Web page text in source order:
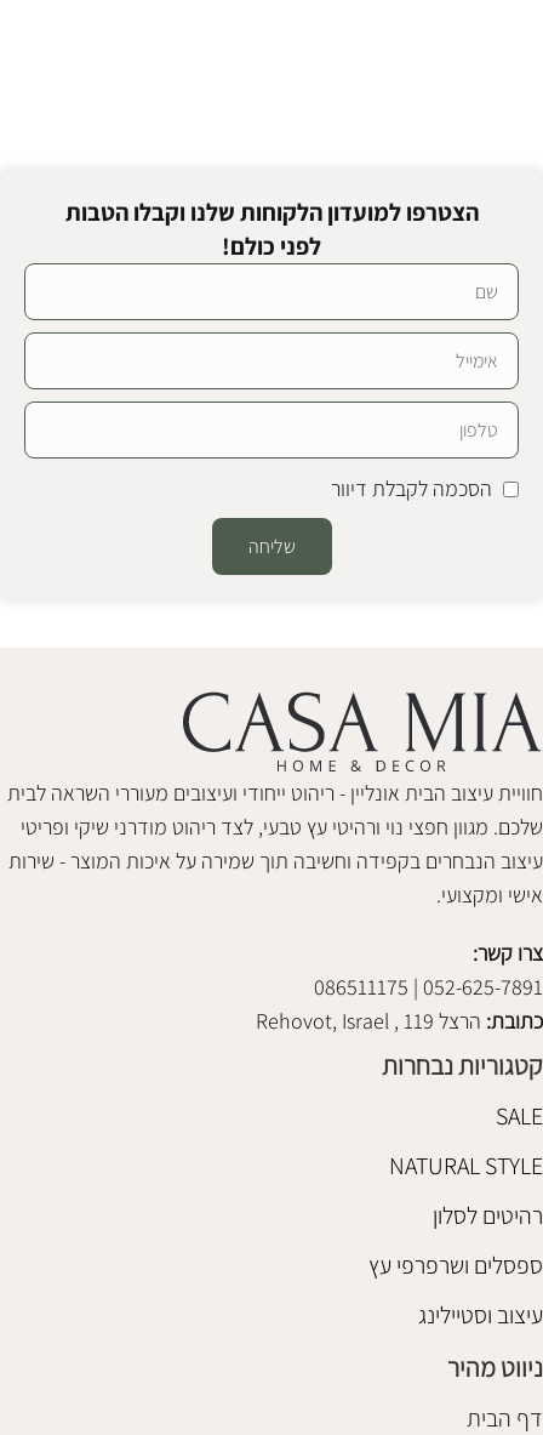
הצטרפו למועדון הלקוחות שלנו וקבלו הטבות
לפני כולם!
הסכמה לקבלת דיוור
שליחה
חוויית עיצוב הבית אונליין - ריהוט ייחודי ועיצובים מעוררי השראה לבית
שלכם. מגוון חפצי נוי ורהיטי עץ טבעי, לצד ריהוט מודרני שיקי ופריטי
עיצוב הנבחרים בקפידה וחשיבה תוך שמירה על איכות המוצר - שירות
אישי ומקצועי.
צרו קשר:
052-625-7891 | 086511175
כתובת: הרצל 119 , Rehovot, Israel
קטגוריות נבחרות
SALE
NATURAL STYLE
רהיטים לסלון
ספסלים ושרפרפי עץ
עיצוב וסטיילינג
ניווט מהיר
דף הבית